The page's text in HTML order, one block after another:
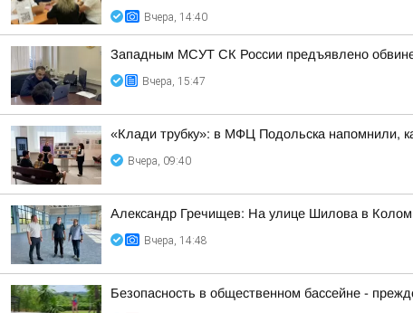
Вчера, 14:40
Западным МСУТ СК России предъявлено
Вчера, 15:47
«Клади трубку»: в МФЦ Подольска напомнили,
Вчера, 09:40
Александр Гречищев: На улице Шилова в
Вчера, 14:48
Безопасность в общественном бассейне -